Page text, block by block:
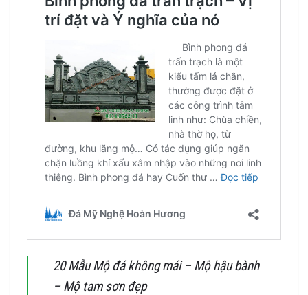
20 Mẫu Mộ đá không mái – Mộ hậu bành
– Mộ tam sơn đẹp